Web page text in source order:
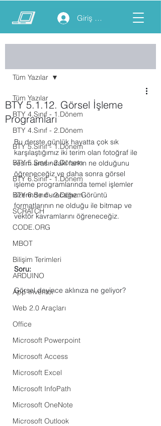
Giriş yap
Tüm Yazılar
BTY 4.Sınıf - 1.Dönem
BTY 4.Sınıf - 2.Dönem
BTY 5.Sınıf - 1.Dönem
BTY 5.Sınıf - 2.Dönem
BTY 6.Sınıf - 1.Dönem
BTY 6.Sınıf - 2.Dönem
SCRATCH
CODE.ORG
MBOT
Bilişim Terimleri
ARDUINO
App Inventor
Web 2.0 Araçları
Office
Microsoft Powerpoint
Microsoft Access
Microsoft Excel
Microsoft InfoPath
Microsoft OneNote
Microsoft Outlook
Tüm Yazılar
BTY 5.1.12. Görsel İşleme
Programları
Bu derste günlük hayatta çok sık
karşılaştığımız iki terim olan fotoğraf ile
resim arasındaki farkın ne olduğunu
öğreneceğiz ve daha sonra görsel
işleme programlarında temel işlemler
üzerinde duracağız. Görüntü
formatlarının ne olduğu ile bitmap ve
vektör kavramlarını öğreneceğiz.
Soru:
Görsel deyince aklınıza ne geliyor?